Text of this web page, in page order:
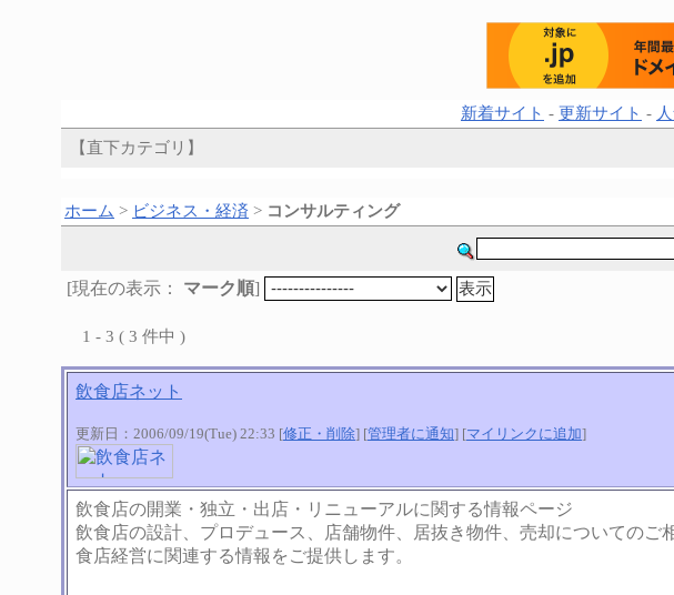
新着サイト - 更新サイト -
【直下カテゴリ】
ホーム > ビジネス・経済 > コンサルティング
[現在の表示： マーク順]
1 - 3 ( 3 件中 )
飲食店ネット
更新日：2006/09/19(Tue) 22:33 [修正・削除] [管理者に通知] [マイリンクに追加]
飲食店の開業・独立・出店・リニューアルに関する情報ページ
飲食店の設計、プロデュース、店舗物件、居抜き物件、売却についてのご
食店経営に関連する情報をご提供します。